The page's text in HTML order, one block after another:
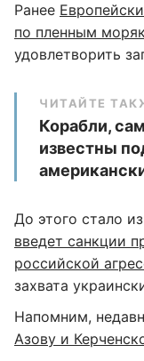
Ранее
по пленным
удовлетворить
ЧИТАЙТЕ
Корабли,
известны
До этого стало
введет санкции
российской
захвата
Напомним,
Азову и